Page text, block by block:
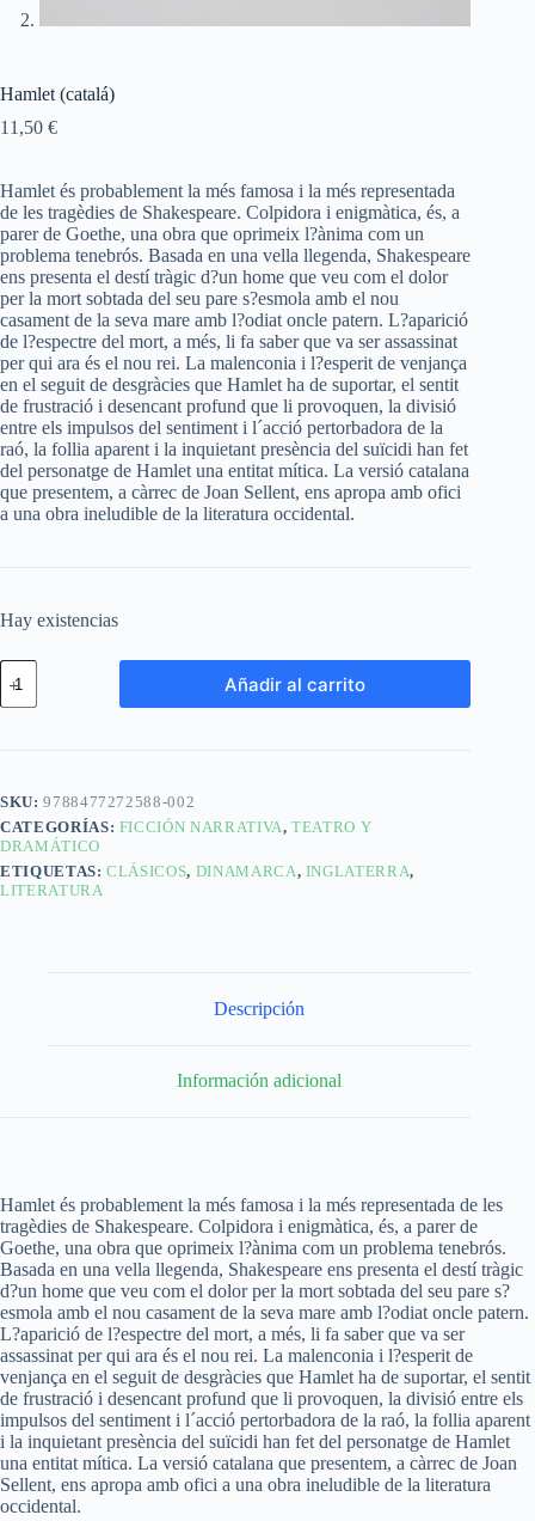
Hamlet (catalá)
11,50 €
Hamlet és probablement la més famosa i la més representada
de les tragèdies de Shakespeare. Colpidora i enigmàtica, és, a
parer de Goethe, una obra que oprimeix l?ànima com un
problema tenebrós. Basada en una vella llegenda, Shakespeare
ens presenta el destí tràgic d?un home que veu com el dolor
per la mort sobtada del seu pare s?esmola amb el nou
casament de la seva mare amb l?odiat oncle patern. L?aparició
de l?espectre del mort, a més, li fa saber que va ser assassinat
per qui ara és el nou rei. La malenconia i l?esperit de venjança
en el seguit de desgràcies que Hamlet ha de suportar, el sentit
de frustració i desencant profund que li provoquen, la divisió
entre els impulsos del sentiment i l´acció pertorbadora de la
raó, la follia aparent i la inquietant presència del suïcidi han fet
del personatge de Hamlet una entitat mítica. La versió catalana
que presentem, a càrrec de Joan Sellent, ens apropa amb ofici
a una obra ineludible de la literatura occidental.
Hay existencias
Añadir al carrito
SKU:9788477272588-002
CATEGORÍAS: FICCIÓN NARRATIVA,TEATRO Y
DRAMÁTICO
ETIQUETAS:CLÁSICOS, DINAMARCA, INGLATERRA,
LITERATURA
Descripción
Información adicional
Hamlet és probablement la més famosa i la més representada de les
tragèdies de Shakespeare. Colpidora i enigmàtica, és, a parer de
Goethe, una obra que oprimeix l?ànima com un problema tenebrós.
Basada en una vella llegenda, Shakespeare ens presenta el destí tràgic
d?un home que veu com el dolor per la mort sobtada del seu pare s?
esmola amb el nou casament de la seva mare amb l?odiat oncle patern.
L?aparició de l?espectre del mort, a més, li fa saber que va ser
assassinat per qui ara és el nou rei. La malenconia i l?esperit de
venjança en el seguit de desgràcies que Hamlet ha de suportar, el sentit
de frustració i desencant profund que li provoquen, la divisió entre els
impulsos del sentiment i l´acció pertorbadora de la raó, la follia aparent
i la inquietant presència del suïcidi han fet del personatge de Hamlet
una entitat mítica. La versió catalana que presentem, a càrrec de Joan
Sellent, ens apropa amb ofici a una obra ineludible de la literatura
occidental.